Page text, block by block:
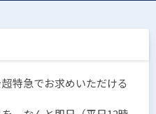
特急でお求めいただける